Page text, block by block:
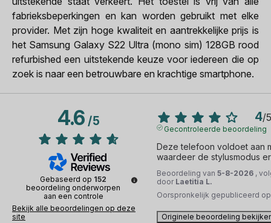
fabrieksbeperkingen en kan worden gebruikt met elke
provider. Met zijn hoge kwaliteit en aantrekkelijke prijs is
het Samsung Galaxy S22 Ultra (mono sim) 128GB rood
refurbished een uitstekende keuze voor iedereen die op
zoek is naar een betrouwbare en krachtige smartphone.
4.6/5
Gebaseerd op 152
beoordeling onderworpen
aan een controle
Bekijk alle beoordelingen op deze
site
4/5
Gecontroleerde beoordeling
Deze telefoon voldoet aan
waardeer de stylusmodus
Beoordeling van 5-8-2026 ,
door Laetitia L.
Oorspronkelijk gepubliceerd
Originele beoordeling